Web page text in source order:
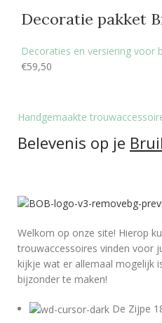
Decoratie pakket
Decoraties en versiering voor
€59,50
Handgemaakte
Belevenis op je
Welkom op onze site! Hierop
trouwaccessoires vinden voor
kijkje wat er allemaal mogelijk
bijzonder te maken!
De Zijpe